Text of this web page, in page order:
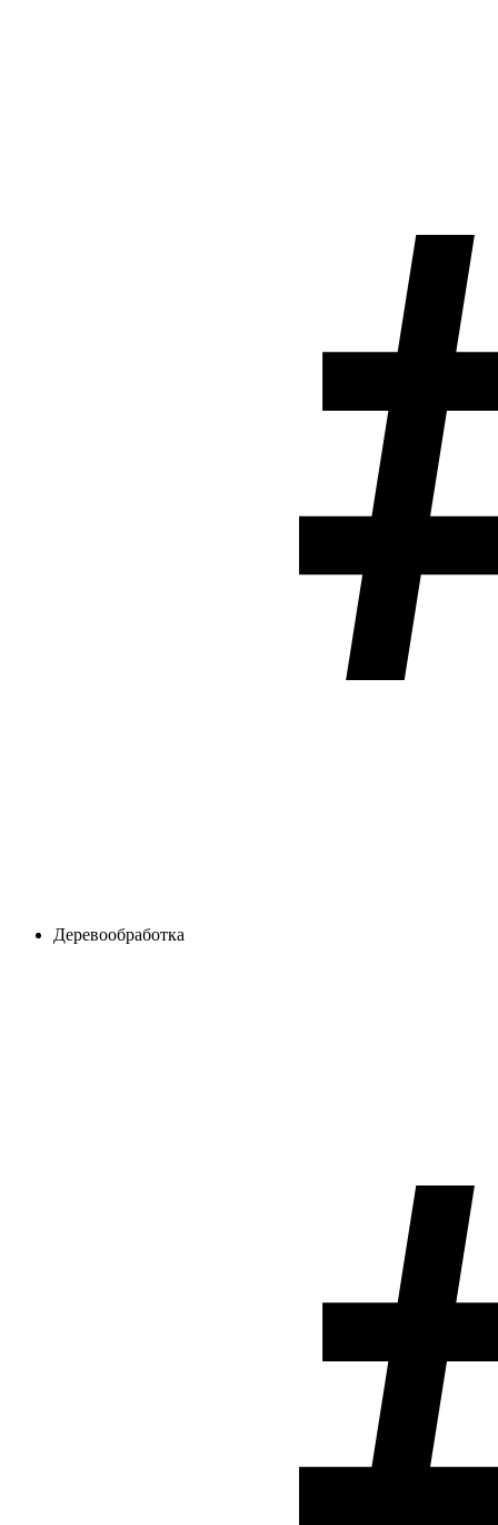
Деревообработка